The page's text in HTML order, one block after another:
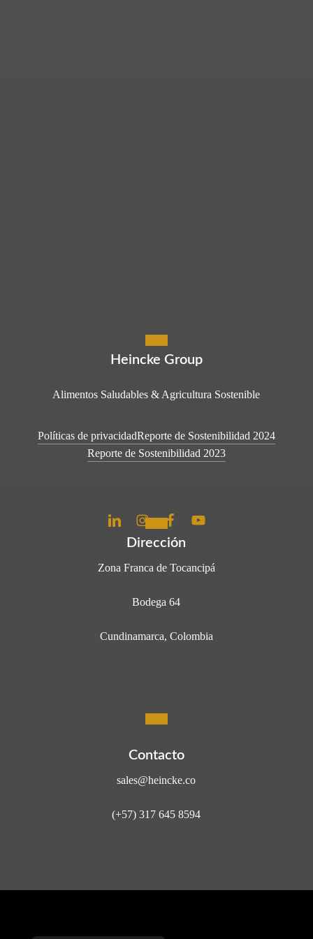
Heincke Group
Alimentos Saludables & Agricultura Sostenible
Políticas de privacidadReporte de Sostenibilidad 2024
Reporte de Sostenibilidad 2023
Dirección
Zona Franca de Tocancipá
Bodega 64
Cundinamarca, Colombia
Contacto
sales@heincke.co
(+57) 317 645 8594